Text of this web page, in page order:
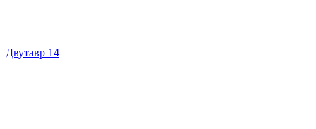
Двутавр 14